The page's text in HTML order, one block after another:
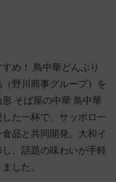
め！ 鳥中華どんぶり
野川商事グループ）を
そば屋の中華 鳥中華
た一杯で、サッポロ一
品と共同開発。大和イ
、話題の味わいが手軽
した。